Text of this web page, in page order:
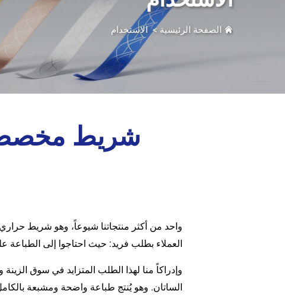
الصفحة الرئيسية >الاستخدام
شريط مخصص
واحد من أكثر منتجاتنا شيوعاً، وهو شريط
العملاء بطلب فريد: حيث احتاجوا إلى الطباعة
وإدراكاً منا لهذا الطلب المتزايد في سوق
الساتان. وهو يُنتج طباعة واضحة ومشبعة